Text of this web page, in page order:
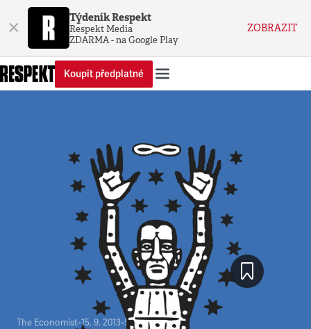
× Týdeník Respekt
Respekt Media
ZDARMA - na Google Play
ZOBRAZIT
Koupit předplatné
The Economist•15. 9. 2013•5minut